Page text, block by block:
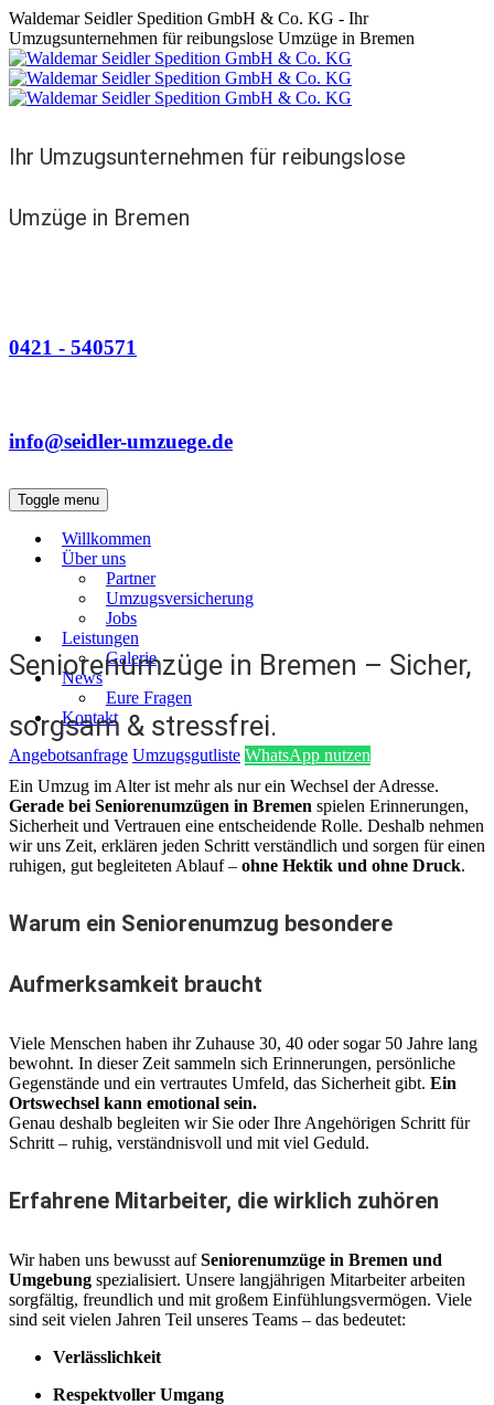
Waldemar Seidler Spedition GmbH & Co. KG - Ihr
Umzugsunternehmen für reibungslose Umzüge in Bremen
Ihr Umzugsunternehmen für reibungslose
Umzüge in Bremen
0421 - 540571
info@seidler-umzuege.de
Toggle menu
Willkommen
Über uns
Partner
Umzugsversicherung
Jobs
Leistungen
Galerie
News
Eure Fragen
Kontakt
Angebotsanfrage Umzugsgutliste WhatsApp nutzen
Seniorenumzüge in Bremen – Sicher,
sorgsam & stressfrei.
Ein Umzug im Alter ist mehr als nur ein Wechsel der Adresse.
Gerade bei Seniorenumzügen in Bremen spielen Erinnerungen,
Sicherheit und Vertrauen eine entscheidende Rolle. Deshalb nehmen
wir uns Zeit, erklären jeden Schritt verständlich und sorgen für einen
ruhigen, gut begleiteten Ablauf – ohne Hektik und ohne Druck.
Warum ein Seniorenumzug besondere
Aufmerksamkeit braucht
Viele Menschen haben ihr Zuhause 30, 40 oder sogar 50 Jahre lang
bewohnt. In dieser Zeit sammeln sich Erinnerungen, persönliche
Gegenstände und ein vertrautes Umfeld, das Sicherheit gibt. Ein
Ortswechsel kann emotional sein.
Genau deshalb begleiten wir Sie oder Ihre Angehörigen Schritt für
Schritt – ruhig, verständnisvoll und mit viel Geduld.
Erfahrene Mitarbeiter, die wirklich zuhören
Wir haben uns bewusst aufSeniorenumzüge in Bremen und
Umgebung spezialisiert. Unsere langjährigen Mitarbeiter arbeiten
sorgfältig, freundlich und mit großem Einfühlungsvermögen. Viele
sind seit vielen Jahren Teil unseres Teams – das bedeutet:
Verlässlichkeit
Respektvoller Umgang